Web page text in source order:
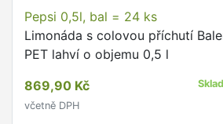
Pepsi 0,5l, bal = 24 ks
Limonáda s colovou příchutí
PET lahví o objemu 0,5 l
869,90 Kč
včetně DPH